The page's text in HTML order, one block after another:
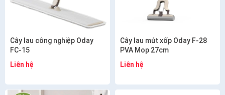
Cây lau công nghiệp Oday
FC-15
Liên hệ
Cây lau mút xốp Oday F-28
PVA Mop 27cm
Liên hệ